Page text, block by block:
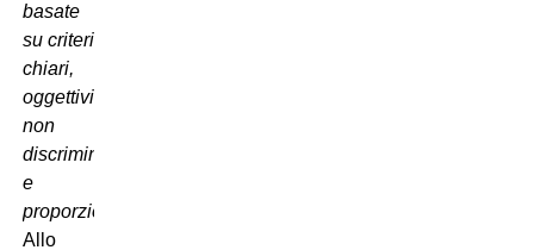
basate
su criteri
chiari,
oggettivi,
non
discriminatori
e
proporzionati
Allo